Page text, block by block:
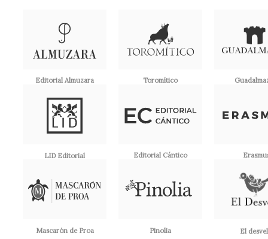
Editorial Almuzara Toromítico
LID Editorial Editorial Cántico
Mascarón de Proa Pinolia El